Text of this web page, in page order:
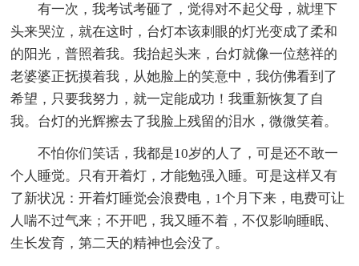
有一次，我考试考砸了，觉得对不起父母，就埋下
头来哭泣，就在这时，台灯本该刺眼的灯光变成了柔和
的阳光，普照着我。我抬起头来，台灯就像一位慈祥的
老婆婆正抚摸着我，从她脸上的笑意中，我仿佛看到了
希望，只要我努力，就一定能成功！我重新恢复了自
我。台灯的光辉擦去了我脸上残留的泪水，微微笑着。
不怕你们笑话，我都是10岁的人了，可是还不敢一
个人睡觉。只有开着灯，才能勉强入睡。可是这样又有
了新状况：开着灯睡觉会浪费电，1个月下来，电费可让
人喘不过气来；不开吧，我又睡不着，不仅影响睡眠、
生长发育，第二天的精神也会没了。